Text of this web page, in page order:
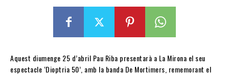
Aquest diumenge 25 d’abril Pau Riba presentarà a La Mirona el seu
espectacle ‘Dioptria 50’, amb la banda De Mortimers, rememorant el